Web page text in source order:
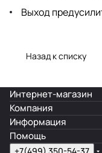
Выход
Назад к списку
Интернет-магазин
Компания
Информация
Помощь